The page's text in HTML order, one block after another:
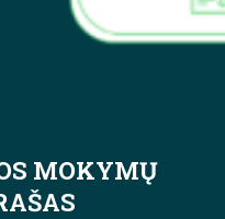
MOKYMŲ